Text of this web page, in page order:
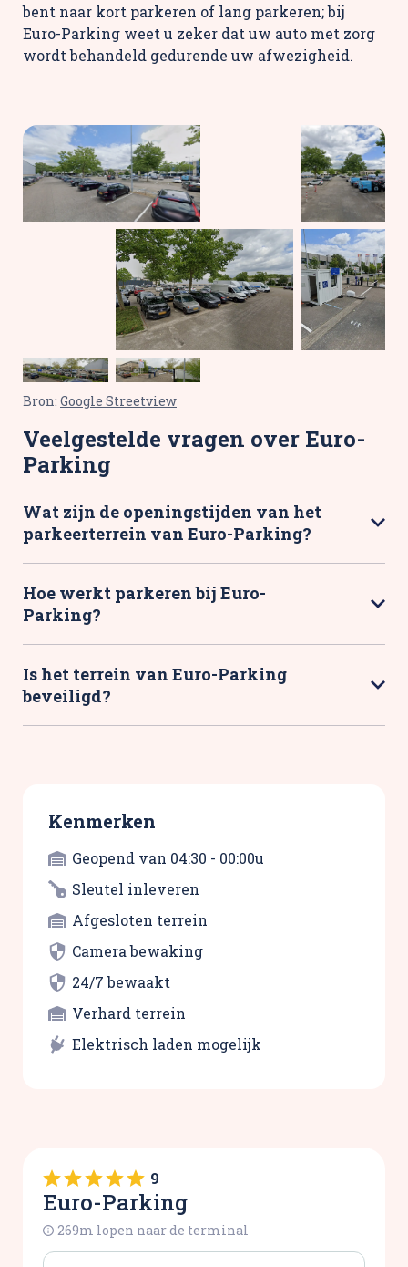
bent naar kort parkeren of lang parkeren; bij
Euro-Parking weet u zeker dat uw auto met zorg
wordt behandeld gedurende uw afwezigheid.
Bron: Google Streetview
Veelgestelde vragen over Euro-
Parking
Wat zijn de openingstijden van het
parkeerterrein van Euro-Parking?
Hoe werkt parkeren bij Euro-
Parking?
Is het terrein van Euro-Parking
beveiligd?
Kenmerken
Geopend van 04:30 - 00:00u
Sleutel inleveren
Afgesloten terrein
Camera bewaking
24/7 bewaakt
Verhard terrein
Elektrisch laden mogelijk
9
Euro-Parking
269m lopen naar de terminal